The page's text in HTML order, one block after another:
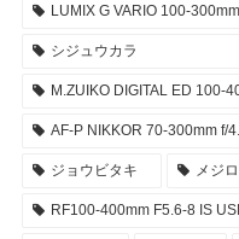
LUMIX G VARIO 100-
シジュウカラ
M.ZUIKO DIGITAL ED 100-
AF-P NIKKOR 70-300mm f/
ジョウビタキ メジロ
RF100-400mm F5.6-8 IS